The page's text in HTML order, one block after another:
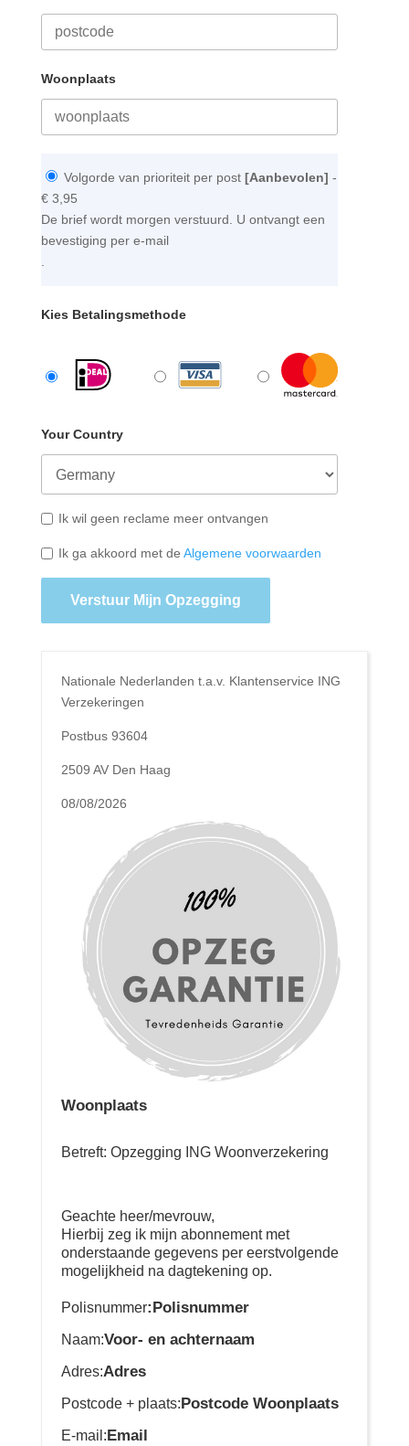
Woonplaats
Volgorde van prioriteit per post [Aanbevolen] -
€ 3,95
De brief wordt morgen verstuurd. U ontvangt een
bevestiging per e-mail
.
Kies Betalingsmethode
Your Country
Ik wil geen reclame meer ontvangen
Ik ga akkoord met de Algemene voorwaarden
Verstuur Mijn Opzegging
Nationale Nederlanden t.a.v. Klantenservice ING
Verzekeringen
Postbus 93604
2509 AV Den Haag
08/08/2026
Woonplaats
Betreft: Opzegging ING Woonverzekering
Geachte heer/mevrouw,
Hierbij zeg ik mijn abonnement met
onderstaande gegevens per eerstvolgende
mogelijkheid na dagtekening op.
Polisnummer:Polisnummer
Naam:Voor- en achternaam
Adres:Adres
Postcode + plaats:Postcode Woonplaats
E-mail:Email